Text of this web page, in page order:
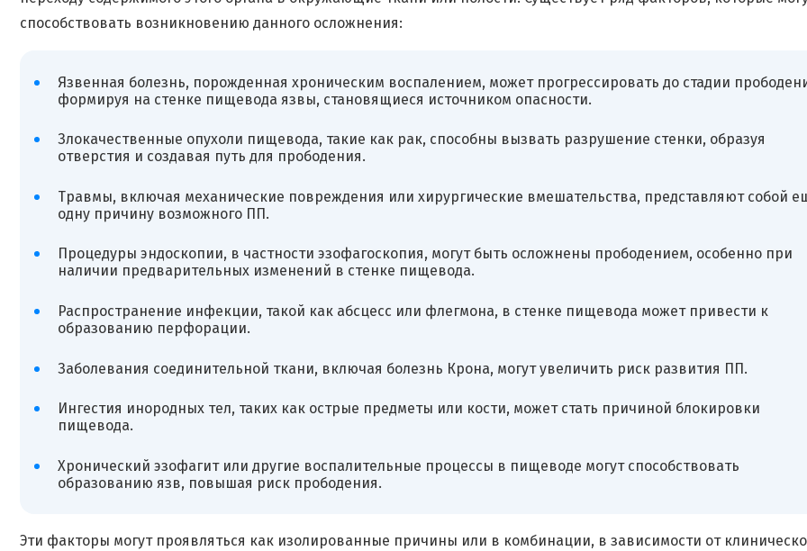
способствовать возникновению данного осложнения:
Язвенная болезнь, порожденная хроническим воспалением, может прогрессировать до стадии
формируя на стенке пищевода язвы, становящиеся источником опасности.
Злокачественные опухоли пищевода, такие как рак, способны вызвать разрушение стенки, образуя
отверстия и создавая путь для прободения.
Травмы, включая механические повреждения или хирургические вмешательства, представляют собой
одну причину возможного ПП.
Процедуры эндоскопии, в частности эзофагоскопия, могут быть осложнены прободением, особенно при
наличии предварительных изменений в стенке пищевода.
Распространение инфекции, такой как абсцесс или флегмона, в стенке пищевода может привести к
образованию перфорации.
Заболевания соединительной ткани, включая болезнь Крона, могут увеличить риск развития ПП.
Ингестия инородных тел, таких как острые предметы или кости, может стать причиной блокировки
пищевода.
Хронический эзофагит или другие воспалительные процессы в пищеводе могут способствовать
образованию язв, повышая риск прободения.
Эти факторы могут проявляться как изолированные причины или в комбинации, в зависимости от